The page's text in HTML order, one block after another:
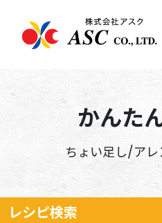
かんた
ちょい足し/アレ
レシピ検索